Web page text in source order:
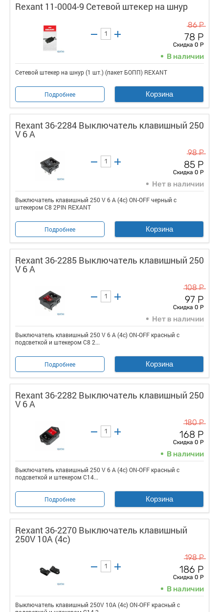
Rexant 11-0004-9 Сетевой штекер на шнур
86 Р
78 Р
Скидка 0 Р
В наличии
Сетевой штекер на шнур (1 шт.) (пакет БОПП) REXANT
Подробнее Корзина
Rexant 36-2284 Выключатель клавишный 250
V 6 А
98 Р
85 Р
Скидка 0 Р
Нет в наличии
Выключатель клавишный 250 V 6 А (4с) ON-OFF черный с
штекером C8 2PIN REXANT
Подробнее Корзина
Rexant 36-2285 Выключатель клавишный 250
V 6 А
108 Р
97 Р
Скидка 0 Р
Нет в наличии
Выключатель клавишный 250 V 6 А (4с) ON-OFF красный с
подсветкой и штекером C8 2...
Подробнее Корзина
Rexant 36-2282 Выключатель клавишный 250
V 6 А
180 Р
168 Р
Скидка 0 Р
В наличии
Выключатель клавишный 250 V 6 А (4с) ON-OFF красный с
подсветкой и штекером C14...
Подробнее Корзина
Rexant 36-2270 Выключатель клавишный
250V 10А (4с)
198 Р
186 Р
Скидка 0 Р
В наличии
Выключатель клавишный 250V 10А (4с) ON-OFF красный с